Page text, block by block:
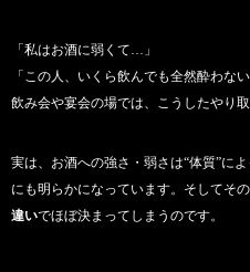
「私はお酒に弱くて…」
「この人、いくら飲んでも全然酔わない
飲み会や宴会の場では、こうしたやり
実は、お酒への強さ・弱さは“体質”に
にも明らかになっています。そしてその
違いでほぼ決まってしまうのです。